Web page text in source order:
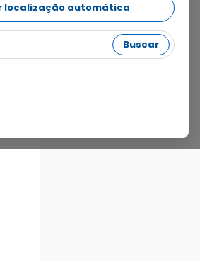
localização automática
Buscar